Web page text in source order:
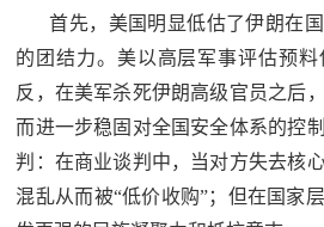
首先，美国明显低估了伊朗在
的团结力。美以高层军事评估预
反，在美军杀死伊朗高级官员之后
而进一步稳固对全国安全体系的控
判：在商业谈判中，当对方失去核
混乱从而被“低价收购”；但在国家